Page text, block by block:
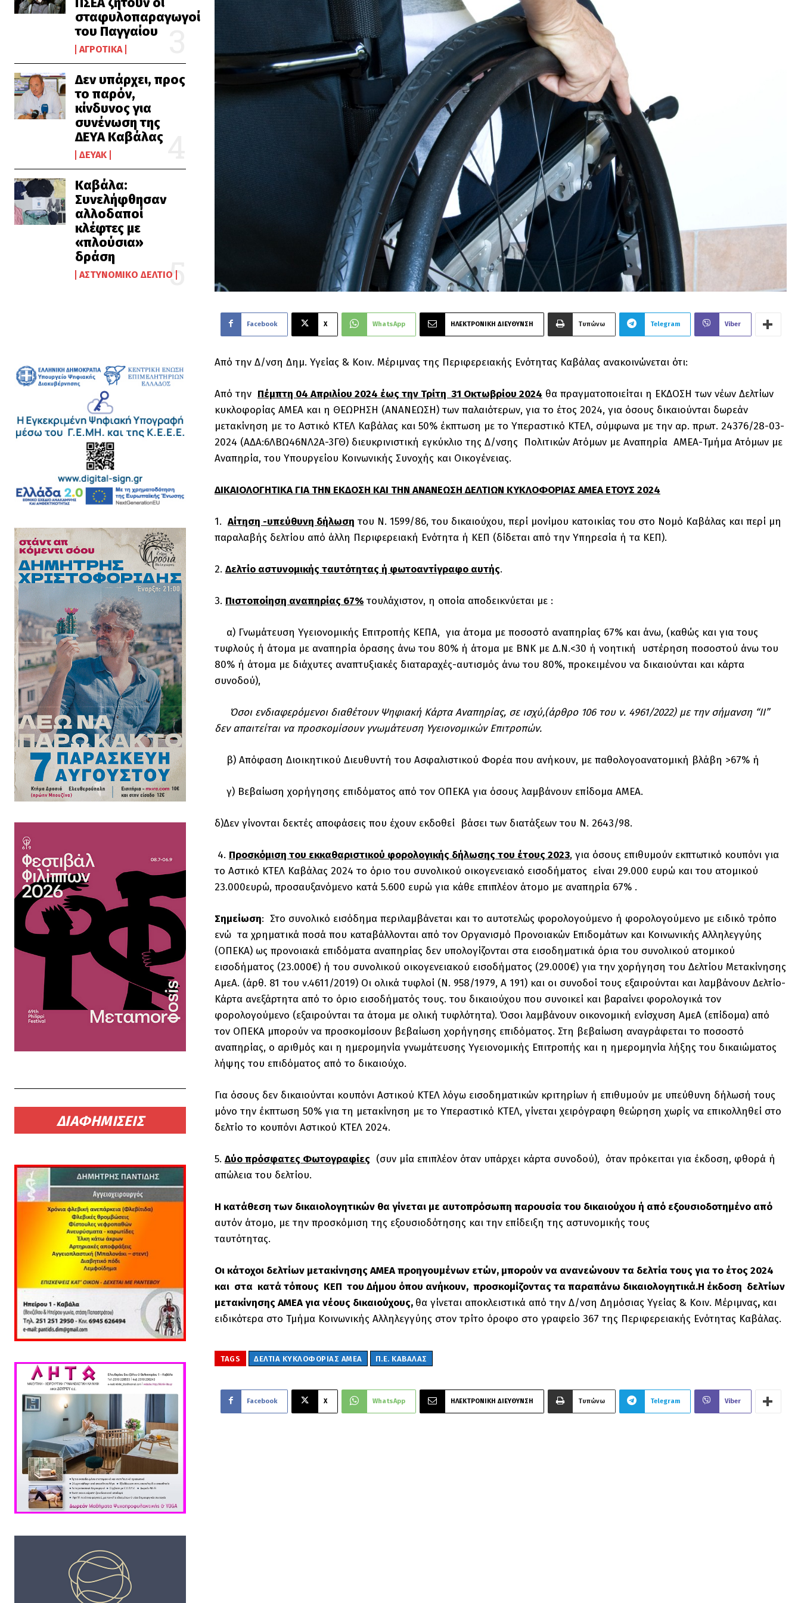
σταφυλοπαραγωγοί
του Παγγαίου
ΑΓΡΟΤΙΚΆ
Δεν υπάρχει, προς
το παρόν,
κίνδυνος για
συνένωση της
ΔΕΥΑ Καβάλας
ΔΕΥΑΚ
Καβάλα:
Συνελήφθησαν
αλλοδαποί
κλέφτες με
«πλούσια»
δράση
ΑΣΤΥΝΟΜΙΚΌ ΔΕΛΤΊΟ
ΔΙΑΦΗΜΙΣΕΙΣ
Facebook X WhatsApp ΗΛΕΚΤΡΟΝΙΚΗ ΔΙΕΥΘΥΝΣΗ Τυπώνω Telegram Viber
Από την Δ/νση Δημ. Υγείας & Κοιν. Μέριμνας της Περιφερειακής Ενότητας Καβάλας ανακοινώνεται ότι:
Από την Πέμπτη 04 Απριλίου 2024 έως την Τρίτη 31 Οκτωβρίου 2024 θα πραγματοποιείται η ΕΚΔΟΣΗ των νέων Δελτίων
κυκλοφορίας ΑΜΕΑ και η ΘΕΩΡΗΣΗ (ΑΝΑΝΕΩΣΗ) των παλαιότερων, για το έτος 2024, για όσους δικαιούνται δωρεάν
μετακίνηση με το Αστικό ΚΤΕΛ Καβάλας και 50% έκπτωση με το Υπεραστικό ΚΤΕΛ, σύμφωνα με την αρ. πρωτ. 24376/28-03-
2024 (ΑΔΑ:6ΛΒΩ46ΝΛ2Α-3ΓΘ) διευκρινιστική εγκύκλιο της Δ/νσης Πολιτικών Ατόμων με Αναπηρία ΑΜΕΑ-Τμήμα Ατόμων με
Αναπηρία, του Υπουργείου Kοινωνικής Συνοχής και Οικογένειας.
ΔΙΚΑΙΟΛΟΓΗΤΙΚΑ ΓΙΑ ΤΗΝ ΕΚΔΟΣΗ ΚΑΙ ΤΗΝ ΑΝΑΝΕΩΣΗ ΔΕΛΤΙΩΝ ΚΥΚΛΟΦΟΡΙΑΣ ΑΜΕΑ ΕΤΟΥΣ 2024
1. Αίτηση -υπεύθυνη δήλωση του Ν. 1599/86, του δικαιούχου, περί μονίμου κατοικίας του στο Νομό Καβάλας και περί μη
παραλαβής δελτίου από άλλη Περιφερειακή Ενότητα ή ΚΕΠ (δίδεται από την Υπηρεσία ή τα ΚΕΠ).
2. Δελτίο αστυνομικής ταυτότητας ή φωτοαντίγραφο αυτής.
3. Πιστοποίηση αναπηρίας 67% τουλάχιστον, η οποία αποδεικνύεται με :
α) Γνωμάτευση Υγειονομικής Επιτροπής ΚΕΠΑ, για άτομα με ποσοστό αναπηρίας 67% και άνω, (καθώς και για τους
τυφλούς ή άτομα με αναπηρία όρασης άνω του 80% ή άτομα με ΒΝΚ με Δ.Ν.<30 ή νοητική υστέρηση ποσοστού άνω του
80% ή άτομα με διάχυτες αναπτυξιακές διαταραχές-αυτισμός άνω του 80%, προκειμένου να δικαιούνται και κάρτα
συνοδού),
Όσοι ενδιαφερόμενοι διαθέτουν Ψηφιακή Κάρτα Αναπηρίας, σε ισχύ,(άρθρο 106 του ν. 4961/2022) με την σήμανση “ΙΙ”
δεν απαιτείται να προσκομίσουν γνωμάτευση Υγειονομικών Επιτροπών.
β) Απόφαση Διοικητικού Διευθυντή του Ασφαλιστικού Φορέα που ανήκουν, με παθολογοανατομική βλάβη >67% ή
γ) Βεβαίωση χορήγησης επιδόματος από τον ΟΠΕΚΑ για όσους λαμβάνουν επίδομα ΑΜΕΑ.
δ)Δεν γίνονται δεκτές αποφάσεις που έχουν εκδοθεί βάσει των διατάξεων του Ν. 2643/98.
4. Προσκόμιση του εκκαθαριστικού φορολογικής δήλωσης του έτους 2023, για όσους επιθυμούν εκπτωτικό κουπόνι για
το Αστικό ΚΤΕΛ Καβάλας 2024 το όριο του συνολικού οικογενειακό εισοδήματος είναι 29.000 ευρώ και του ατομικού
23.000ευρώ, προσαυξανόμενο κατά 5.600 ευρώ για κάθε επιπλέον άτομο με αναπηρία 67% .
Σημείωση: Στο συνολικό εισόδημα περιλαμβάνεται και το αυτοτελώς φορολογούμενο ή φορολογούμενο με ειδικό τρόπο
ενώ τα χρηματικά ποσά που καταβάλλονται από τον Οργανισμό Προνοιακών Επιδομάτων και Κοινωνικής Αλληλεγγύης
(ΟΠΕΚΑ) ως προνοιακά επιδόματα αναπηρίας δεν υπολογίζονται στα εισοδηματικά όρια του συνολικού ατομικού
εισοδήματος (23.000€) ή του συνολικού οικογενειακού εισοδήματος (29.000€) για την χορήγηση του Δελτίου Μετακίνησης
ΑμεΑ. (άρθ. 81 του ν.4611/2019) Οι ολικά τυφλοί (Ν. 958/1979, Α΄ 191) και οι συνοδοί τους εξαιρούνται και λαμβάνουν Δελτίο-
Κάρτα ανεξάρτητα από το όριο εισοδήματός τους. του δικαιούχου που συνοικεί και βαραίνει φορολογικά τον
φορολογούμενο (εξαιρούνται τα άτομα με ολική τυφλότητα). Όσοι λαμβάνουν οικονομική ενίσχυση ΑμεΑ (επίδομα) από
τον ΟΠΕΚΑ μπορούν να προσκομίσουν βεβαίωση χορήγησης επιδόματος. Στη βεβαίωση αναγράφεται το ποσοστό
αναπηρίας, ο αριθμός και η ημερομηνία γνωμάτευσης Υγειονομικής Επιτροπής και η ημερομηνία λήξης του δικαιώματος
λήψης του επιδόματος από το δικαιούχο.
Για όσους δεν δικαιούνται κουπόνι Αστικού ΚΤΕΛ λόγω εισοδηματικών κριτηρίων ή επιθυμούν με υπεύθυνη δήλωσή τους
μόνο την έκπτωση 50% για τη μετακίνηση με το Υπεραστικό ΚΤΕΛ, γίνεται χειρόγραφη θεώρηση χωρίς να επικολληθεί στο
δελτίο το κουπόνι Αστικού ΚΤΕΛ 2024.
5. Δύο πρόσφατες Φωτογραφίες (συν μία επιπλέον όταν υπάρχει κάρτα συνοδού), όταν πρόκειται για έκδοση, φθορά ή
απώλεια του δελτίου.
Η κατάθεση των δικαιολογητικών θα γίνεται με αυτοπρόσωπη παρουσία του δικαιούχου ή από εξουσιοδοτημένο από
αυτόν άτομο, με την προσκόμιση της εξουσιοδότησης και την επίδειξη της αστυνομικής τους
ταυτότητας.
Οι κάτοχοι δελτίων μετακίνησης ΑΜΕΑ προηγουμένων ετών, μπορούν να ανανεώνουν τα δελτία τους για το έτος 2024
και στα κατά τόπους ΚΕΠ του Δήμου όπου ανήκουν, προσκομίζοντας τα παραπάνω δικαιολογητικά.Η έκδοση δελτίων
μετακίνησης ΑΜΕΑ για νέους δικαιούχους, θα γίνεται αποκλειστικά από την Δ/νση Δημόσιας Υγείας & Κοιν. Μέριμνας, και
ειδικότερα στο Τμήμα Κοινωνικής Αλληλεγγύης στον τρίτο όροφο στο γραφείο 367 της Περιφερειακής Ενότητας Καβάλας.
TAGS ΔΕΛΤΙΑ ΚΥΚΛΟΦΟΡΙΑΣ ΑΜΕΑ Π.Ε. ΚΑΒΑΛΑΣ
Facebook X WhatsApp ΗΛΕΚΤΡΟΝΙΚΗ ΔΙΕΥΘΥΝΣΗ Τυπώνω Telegram Viber